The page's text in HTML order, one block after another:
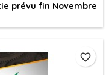
prévu fin Novembre
favorite_border